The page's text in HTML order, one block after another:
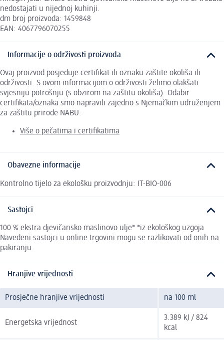
nedostajati u nijednoj kuhinji.
dm broj proizvoda: 1459848
EAN: 4067796070255
Informacije o održivosti proizvoda
Ovaj proizvod posjeduje certifikat ili oznaku zaštite okoliša ili
održivosti. S ovom informacijom o održivosti želimo olakšati
svjesniju potrošnju (s obzirom na zaštitu okoliša). Odabir
certifikata/oznaka smo napravili zajedno s Njemačkim udruženjem
za zaštitu prirode NABU.
Više o pečatima i certifikatima
Obavezne informacije
Kontrolno tijelo za ekološku proizvodnju: IT-BIO-006
Sastojci
100 % ekstra djevičansko maslinovo ulje* *iz ekološkog uzgoja
Navedeni sastojci u online trgovini mogu se razlikovati od onih na
pakiranju.
Hranjive vrijednosti
Prosječne hranjive vrijednosti na 100 ml
Energetska vrijednost
3.389 kJ / 824
kcal